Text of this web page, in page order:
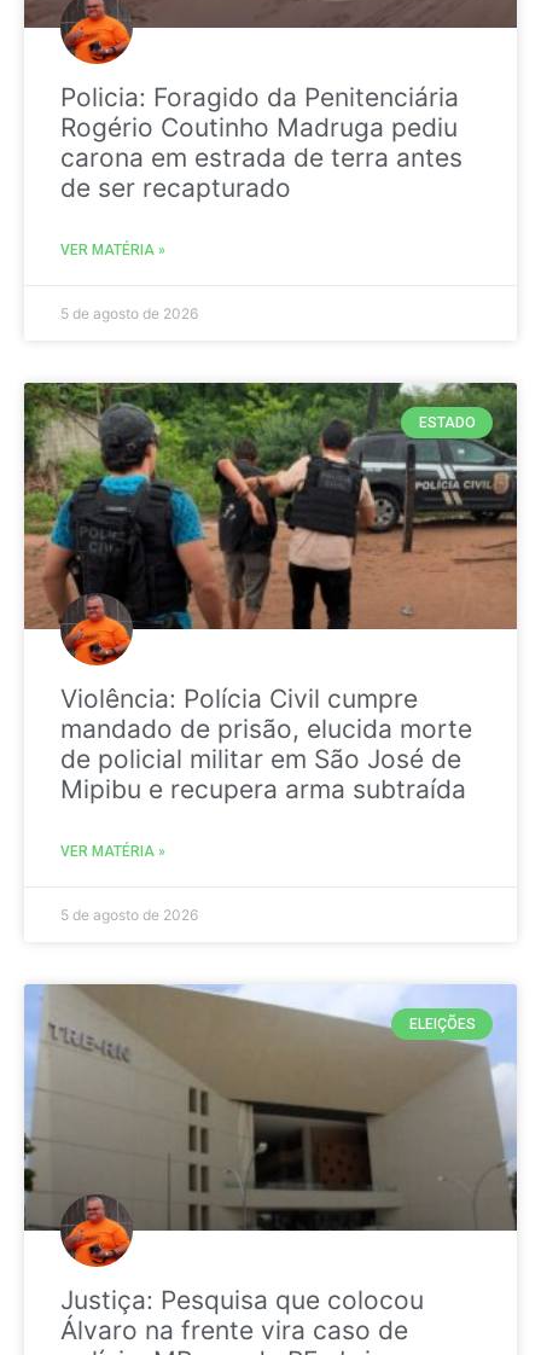
Policia: Foragido da Penitenciária
Rogério Coutinho Madruga pediu
carona em estrada de terra antes
de ser recapturado
VER MATÉRIA »
5 de agosto de 2026
ESTADO
Violência: Polícia Civil cumpre
mandado de prisão, elucida morte
de policial militar em São José de
Mipibu e recupera arma subtraída
VER MATÉRIA »
5 de agosto de 2026
ELEIÇÕES
Justiça: Pesquisa que colocou
Álvaro na frente vira caso de